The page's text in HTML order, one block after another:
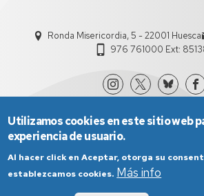
Ronda Misericordia, 5 - 22001 Huesca
976 761000 Ext:
Utilizamos cookies en este sitio web
experiencia de usuario.
Al hacer click en Aceptar, otorga su
establezcamos cookies. Más info